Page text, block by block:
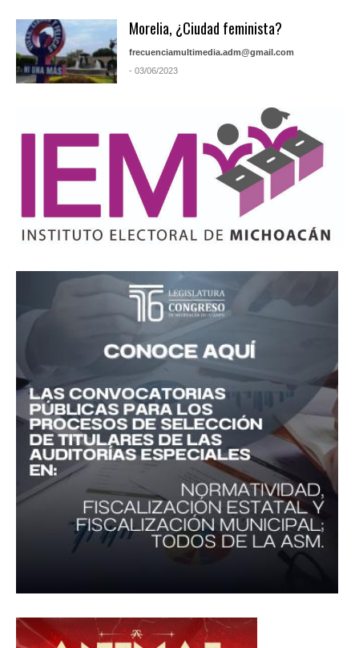
Morelia, ¿Ciudad feminista?
frecuenciamultimedia.adm@gmail.com
- 03/06/2023